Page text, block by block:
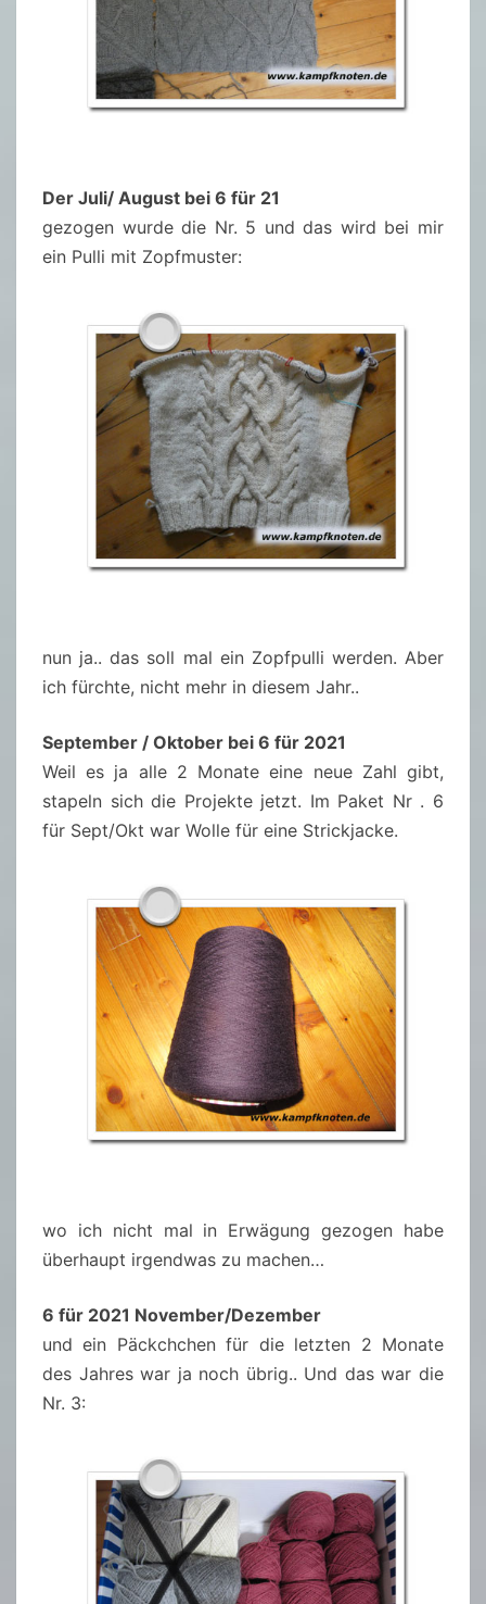
Der Juli/ August bei 6 für 21
gezogen wurde die Nr. 5 und das wird bei mir
ein Pulli mit Zopfmuster:
nun ja.. das soll mal ein Zopfpulli werden. Aber
ich fürchte, nicht mehr in diesem Jahr..
September / Oktober bei 6 für 2021
Weil es ja alle 2 Monate eine neue Zahl gibt,
stapeln sich die Projekte jetzt. Im Paket Nr . 6
für Sept/Okt war Wolle für eine Strickjacke.
wo ich nicht mal in Erwägung gezogen habe
überhaupt irgendwas zu machen…
6 für 2021 November/Dezember
und ein Päckchchen für die letzten 2 Monate
des Jahres war ja noch übrig.. Und das war die
Nr. 3: